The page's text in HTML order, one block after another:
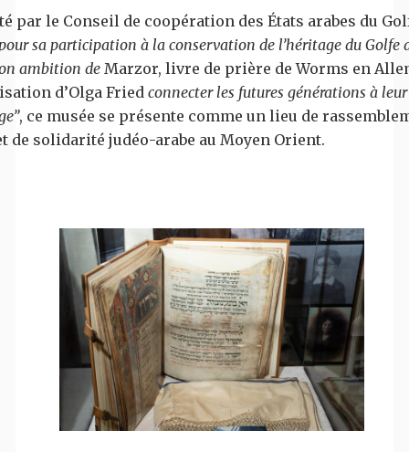
par le Conseil de coopération des États arabes du
sa participation à la conservation de l’héritage du Golfe
ambition de Marzor, livre de prière de Worms en
d’Olga Fried connecter les futures générations à leur
, ce musée se présente comme un lieu de
de solidarité judéo-arabe au Moyen Orient.